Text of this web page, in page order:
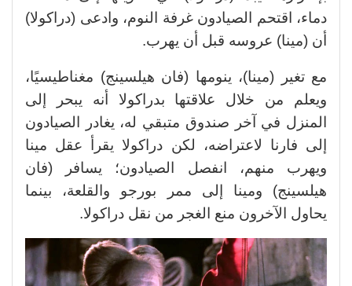
دماء، اقتحم الصيادون غرفة النوم، وادعى (دراكولا)
أن (مينا) عروسه قبل أن يهرب.
مع تغير (مينا)، ينومها (فان هيلسينج) مغناطيسيًا،
ويعلم من خلال علاقتها بدراكولا أنه يبحر إلى
المنزل في آخر صندوق متبقي له، يغادر الصيادون
إلى فارنا لاعتراضه، لكن دراكولا يقرأ عقل مينا
ويهرب منهم، انفصل الصيادون؛ يسافر (فان
هيلسينج) ومينا إلى ممر بورجو والقلعة، بينما
يحاول الآخرون منع الغجر من نقل دراكولا.